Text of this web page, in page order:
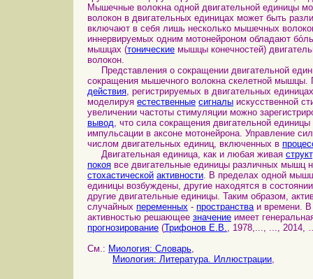
Мышечные волокна одной двигательной единицы
волокон в двигательных единицах может быть
включают в себя лишь несколько мышечных
иннервируемых одним мотонейроном обладают
мышцах (тонические мышцы конечностей)
волокон.
Представления о сокращении двигательной
сокращения мышечного волокна скелетной
действия, регистрируемых в двигательных
моделируя естественные сигналы искусственной
увеличении частоты стимуляции можно
вывод, что сила сокращения двигательной
импульсации в аксоне мотонейрона. Управление
числом двигательных единиц, включенных в
Двигательная единица, как и любая живая
покоя все двигательные единицы различных мышц
стохастической активности. В пределах одной
единицы возбуждены, другие находятся в
другие двигательные единицы. Таким образом,
случайных переменных - пространстваи времени.
активностью решающее значение имеет
прогнозирование (Трифонов Е.В., 1978,..., ..., 2014,
См.: Миология: Словарь,
Миология: Литература. Иллюстрации,